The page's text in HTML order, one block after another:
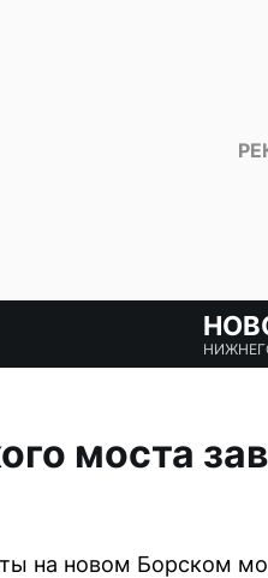
моста
на новом Борском